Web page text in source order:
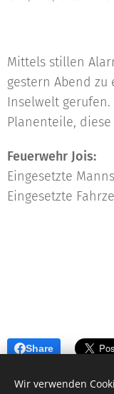
Mittels stillen
gestern Abend
Inselwelt
Planenteile,
Feuerwehr Jois:
Eingesetzte
Eingesetzte
Share
Wir verwenden